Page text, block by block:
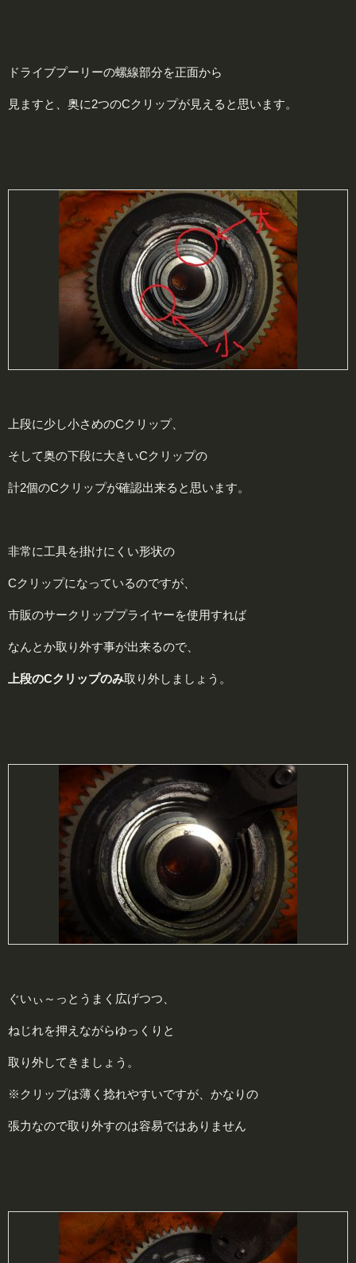
ドライブプーリーの螺線部分を正面から
見ますと、奥に2つのCクリップが見えると思います。
上段に少し小さめのCクリップ、
そして奥の下段に大きいCクリップの
計2個のCクリップが確認出来ると思います。
非常に工具を掛けにくい形状の
Cクリップになっているのですが、
市販のサークリッププライヤーを使用すれば
なんとか取り外す事が出来るので、
上段のCクリップのみ取り外しましょう。
ぐいぃ～っとうまく広げつつ、
ねじれを押えながらゆっくりと
取り外してきましょう。
※クリップは薄く捻れやすいですが、かなりの
張力なので取り外すのは容易ではありません